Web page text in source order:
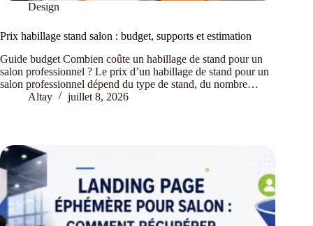
Design
Prix habillage stand salon : budget, supports et estimation
Guide budget Combien coûte un habillage de stand pour un
salon professionnel ? Le prix d’un habillage de stand pour un
salon professionnel dépend du type de stand, du nombre…
Altay
juillet 8, 2026